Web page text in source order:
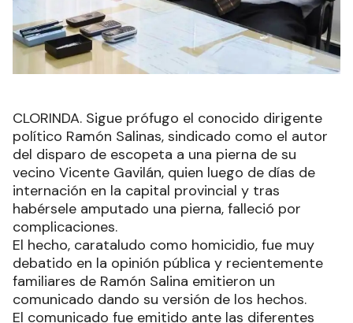
CLORINDA. Sigue prófugo el conocido dirigente
político Ramón Salinas, sindicado como el autor
del disparo de escopeta a una pierna de su
vecino Vicente Gavilán, quien luego de días de
internación en la capital provincial y tras
habérsele amputado una pierna, falleció por
complicaciones.
El hecho, carataludo como homicidio, fue muy
debatido en la opinión pública y recientemente
familiares de Ramón Salina emitieron un
comunicado dando su versión de los hechos.
El comunicado fue emitido ante las diferentes